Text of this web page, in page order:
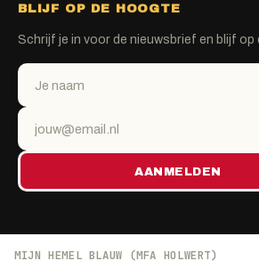
MIJN HEMEL BLAUW (MFA HOLWERT)
BLIJF OP DE HOOGTE
Schrijf je in voor de nieuwsbrief en blijf op
AANMELDEN